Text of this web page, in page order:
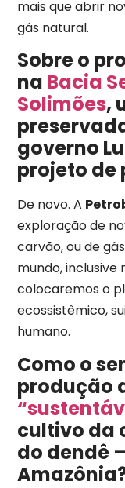
mais que abrir
gás natural.
Sobre o
na Bacia
Solimões,
governo
projeto de
De novo. A
exploração de
carvão, ou de
mundo, inclusive
colocaremos o
ecossistêmico,
humano.
Como o
produção
cultivo da
do dendê